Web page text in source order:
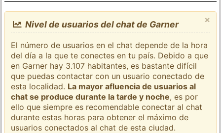
×
Nivel de usuarios del chat de Garner
El número de usuarios en el chat depende de la hora
del día a la que te conectes en tu país. Debido a que
en Garner hay 3.107 habitantes, es bastante difícil
que puedas contactar con un usuario conectado de
esta localidad. La mayor afluencia de usuarios al
chat se produce durante la tarde y noche, es por
ello que siempre es recomendable conectar al chat
durante estas horas para obtener el máximo de
usuarios conectados al chat de esta ciudad.